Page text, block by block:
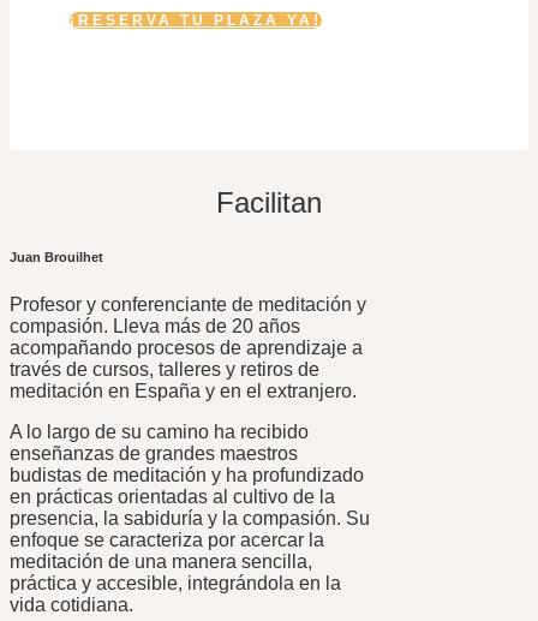
¡RESERVA TU PLAZA YA!
Facilitan
Juan Brouilhet
Profesor y conferenciante de meditación y
compasión. Lleva más de 20 años
acompañando procesos de aprendizaje a
través de cursos, talleres y retiros de
meditación en España y en el extranjero.
A lo largo de su camino ha recibido
enseñanzas de grandes maestros
budistas de meditación y ha profundizado
en prácticas orientadas al cultivo de la
presencia, la sabiduría y la compasión. Su
enfoque se caracteriza por acercar la
meditación de una manera sencilla,
práctica y accesible, integrándola en la
vida cotidiana.